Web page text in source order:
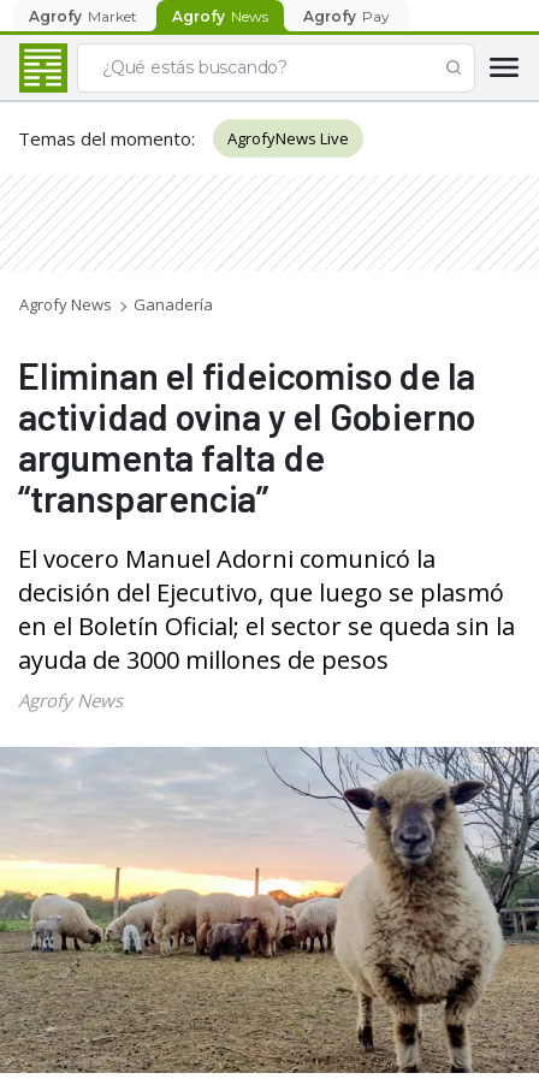
Agrofy Market Agrofy News Agrofy Pay
Temas del momento: AgrofyNews Live
Agrofy News Ganadería
Eliminan el fideicomiso de la
actividad ovina y el Gobierno
argumenta falta de
“transparencia”
El vocero Manuel Adorni comunicó la
decisión del Ejecutivo, que luego se plasmó
en el Boletín Oficial; el sector se queda sin la
ayuda de 3000 millones de pesos
Agrofy News